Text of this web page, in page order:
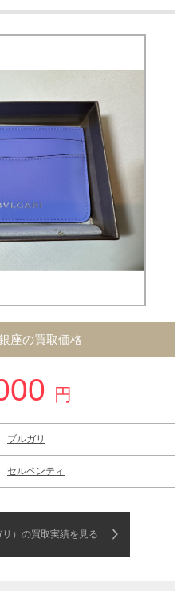
座の買取価格
円
ブルガリ
セルペンティ
）の買取実績を見る